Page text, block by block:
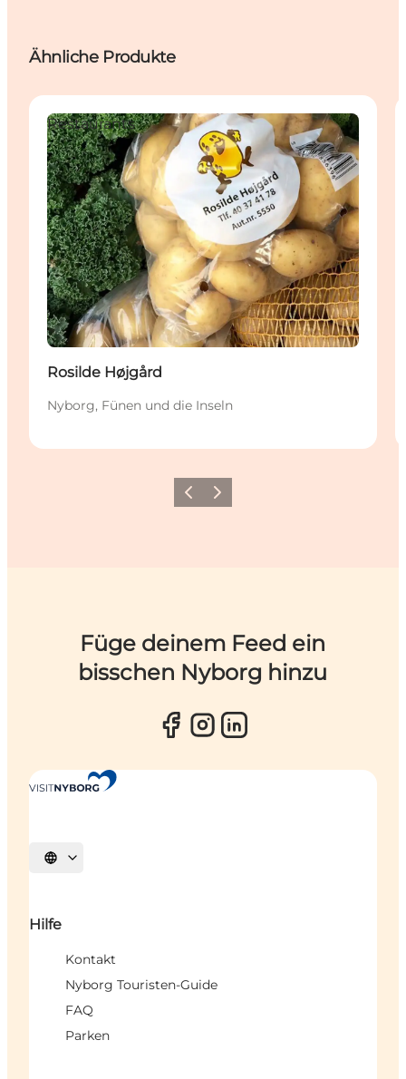
Ähnliche Produkte
Restaurants
Rosilde Højgård
Nyborg, Fünen und die Inseln
ZurückWeiter
Füge deinem Feed ein
bisschen Nyborg hinzu
Sprache auswählen
Hilfe
Kontakt
Nyborg Touristen-Guide
FAQ
Parken